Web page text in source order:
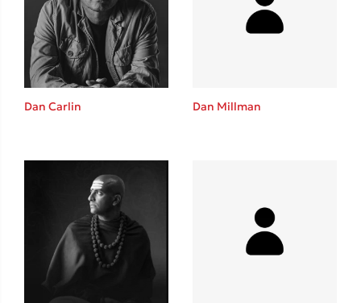
Ιωάννης Γλωσσόπουλος
Δανάη Δεληγεώργη
Dan Carlin Dan Millman